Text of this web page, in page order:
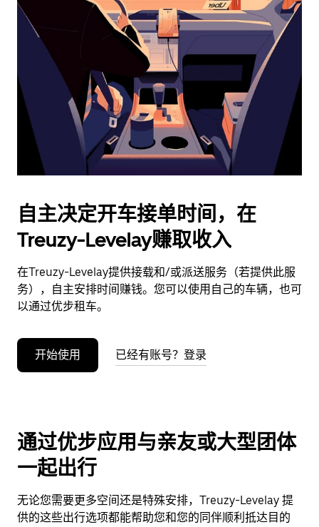
并
期。
按
退
闭
日
历。
自主决定开车接单时间，在
Treuzy-Levelay赚取收入
在Treuzy-Levelay提供接载和/或派送服务（若提供此服
务），自主安排时间赚钱。您可以使用自己的车辆，也可
以通过优步租车。
开始使用 已经有账号？登录
通过优步应用与亲友或大型团体
一起出行
无论您需要更多空间还是特殊安排，Treuzy-Levelay 提
供的这些出行选项都能帮助您和您的同伴顺利抵达目的